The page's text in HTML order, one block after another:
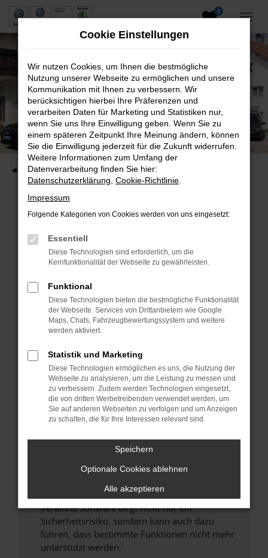
Zum
0
Neuwagen und Gebrauchtwagen
VW, VW Nutzfahrzeuge, Audi & Skoda
Startseite Fahrzeuge Fahrzeugsuche
Beim Laden ist ein Fehler aufgetreten.
Hier sind ein paar Tipps, die dir helfen können:
Überprüfe deine Firewall und deine
Internetverbindung.
Laden andere Webseiten, zum Beispiel deine
Suchmaschine?
Manche Erweiterungen, wie Werbeblocker,
können das Laden bestimmter Seiten
verhindern. Funktioniert die Seite in einem
anderen Browser oder in einem privaten
Fenster?
Starte dein Gerät neu.
Das kann manchmal helfen, vorübergehende
Probleme zu beheben.
Stelle sicher, dass dein Browser und dein
Veraltete Software birgt nicht nur ein
Sicherheitsrisiko, sondern kann auch dazu
führen, dass bestimmte Funktionen nicht mehr
unterstützt werden.
Cookie Einstellungen
Wir nutzen Cookies, um Ihnen die bestmögliche
Nutzung unserer Webseite zu ermöglichen und unsere
Kommunikation mit Ihnen zu verbessern. Wir
berücksichtigen hierbei Ihre Präferenzen und
verarbeiten Daten für Marketing und Statistiken nur,
wenn Sie uns Ihre Einwilligung geben. Wenn Sie zu
einem späteren Zeitpunkt Ihre Meinung ändern, können
Sie die Einwilligung jederzeit für die Zukunft widerrufen.
Weitere Informationen zum Umfang der
Datenverarbeitung finden Sie hier:
Datenschutzerklärung Cookie-Richtlinie
Impressum
Folgende Kategorien von Cookies werden von uns eingesetzt:
Essentiell
Diese Technologien sind erforderlich, um die
Kernfunktionalität der Webseite zu gewährleisten.
Funktional
Diese Technologien bieten die bestmögliche Funktionalität
der Webseite. Services von Drittanbietern wie Google
Maps, Chats, Fahrzeugbewertungssystem und weitere
werden aktiviert.
Statistik und Marketing
Diese Technologien ermöglichen es uns, die Nutzung der
Webseite zu analysieren, um die Leistung zu messen und
zu verbessern. Zudem werden Technologien eingesetzt,
die von dritten Werbetreibenden verwendet werden, um
Sie auf anderen Webseiten zu verfolgen und um Anzeigen
zu schalten, die für Ihre Interessen relevant sind.
Speichern
Optionale Cookies ablehnen
Alle akzeptieren